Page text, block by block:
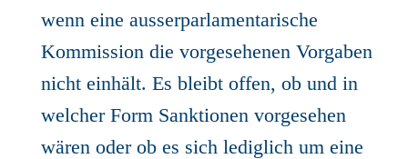
wenn eine ausserparlamentarische
Kommission die vorgesehenen Vorgaben
nicht einhält. Es bleibt offen, ob und in
welcher Form Sanktionen vorgesehen
wären oder ob es sich lediglich um eine